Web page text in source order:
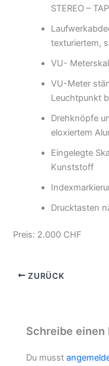
STEREO –
texturiertem,
VU-
VU-Meter
Leuchtpunkt
Drehknöpfe
eloxiertem
Eingelegte
Kunststoff
Drucktasten
Preis: 2.000 CHF
ZURÜCK
Schreibe einen
Du musst